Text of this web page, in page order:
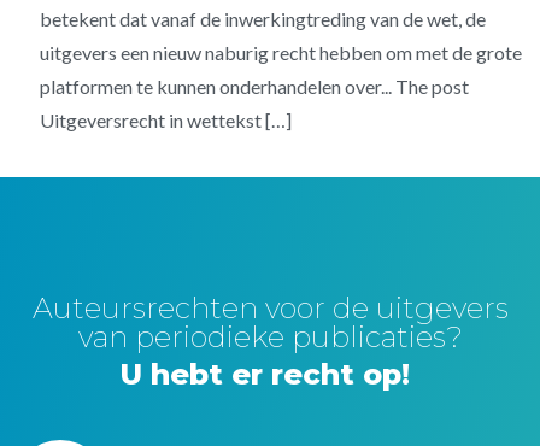
betekent dat vanaf de inwerkingtreding van de wet, de
uitgevers een nieuw naburig recht hebben om met de grote
platformen te kunnen onderhandelen over... The post
Uitgeversrecht in wettekst […]
Auteursrechten voor de uitgevers
van periodieke publicaties?
U hebt er recht op!